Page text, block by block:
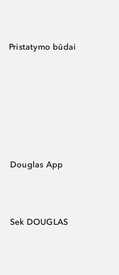
Pristatymo būdai
Douglas App
Sek DOUGLAS